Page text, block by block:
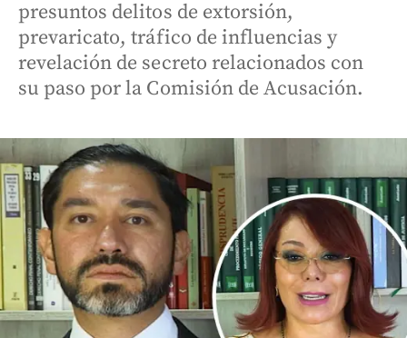
presuntos delitos de extorsión,
prevaricato, tráfico de influencias y
revelación de secreto relacionados con
su paso por la Comisión de Acusación.